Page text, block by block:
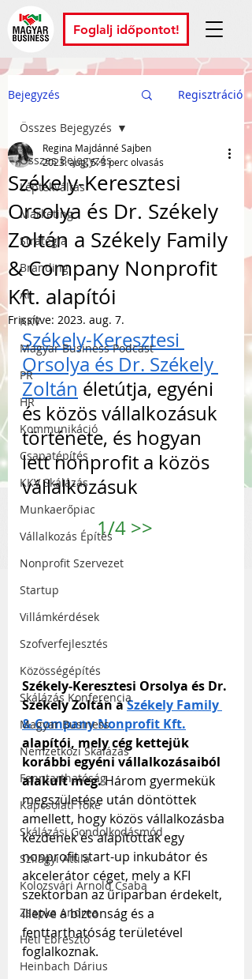
Foglalj időpontot!
Bejegyzés Regisztráció
Összes Bejegyzés
Léptékváltás
Marketing
Stratégia
Branding
AI
KKV
Magyar Business Podcast
PR
HR
Kommunikáció
Csapatépítés
KKV Skálázás
Munkaerőpiac
Vállalkozás Építés
Nonprofit Szervezet
Startup
Villámkérdések
Szofverfejlesztés
Közösségépítés
Skálázás Konferencia
Magyar Business
Nemzetközi Skálázás
Fenntarthatóság
Kapcsolati Tőke
Skálázási Gondolkodásmód
Szilágyi Attila
Kolozsvári Arnold Csaba
Zsapka Andrea
Heti Ébresztő
Heinbach Dárius
Összes Bejegyzés
Székely-Keresztesi
Orsolya és Dr. Székely
Zoltán a Székely Family
& Company Nonprofit
Kft. alapítói
Regina Majdánné Sajben
2023. aug. 5.3 perc olvasás
Frissítve: 2023. aug. 7.
Székely-Keresztesi
Orsolya és Dr. Székely
Zoltán életútja, egyéni
és közös vállalkozásuk
története, és hogyan
lett nonprofit a közös
vállalkozásuk
1/4 >>
Székely-Keresztesi Orsolya és Dr.
Székely Zoltán a Székely Family
& Company Nonprofit Kft.
alapítói, mely cég kettejük
korábbi egyéni vállalkozásaiból
alakult meg. Három gyermekük
megszületése után döntöttek
amellett, hogy közös vállalkozásba
kezdenek és alapítottak egy
nonprofit start-up inkubátor és
akcelerátor céget, mely a KFI
szektorban az űriparban érdekelt,
illetve a biztonság és a
fenttarthatóság területével
foglalkoznak.